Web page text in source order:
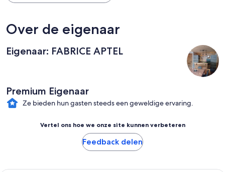
Over de eigenaar
Eigenaar: FABRICE APTEL
Premium Eigenaar
Ze bieden hun gasten steeds een geweldige ervaring.
Vertel ons hoe we onze site kunnen verbeteren
Feedback delen